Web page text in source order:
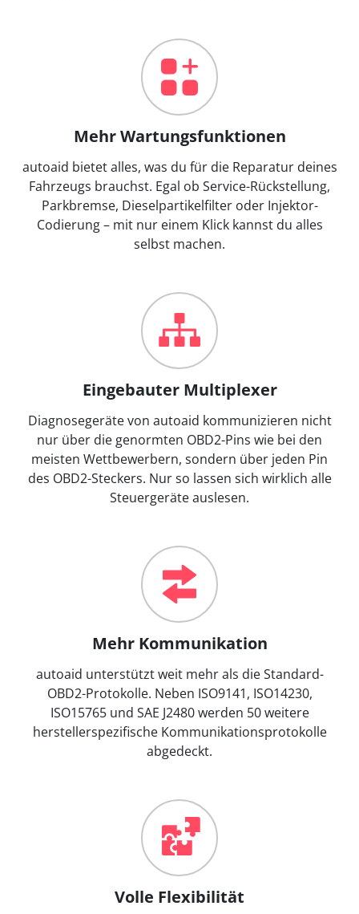
Mehr Wartungsfunktionen
autoaid bietet alles, was du für die Reparatur deines
Fahrzeugs brauchst. Egal ob Service-Rückstellung,
Parkbremse, Dieselpartikelfilter oder Injektor-
Codierung – mit nur einem Klick kannst du alles
selbst machen.
Eingebauter Multiplexer
Diagnosegeräte von autoaid kommunizieren nicht
nur über die genormten OBD2-Pins wie bei den
meisten Wettbewerbern, sondern über jeden Pin
des OBD2-Steckers. Nur so lassen sich wirklich alle
Steuergeräte auslesen.
Mehr Kommunikation
autoaid unterstützt weit mehr als die Standard-
OBD2-Protokolle. Neben ISO9141, ISO14230,
ISO15765 und SAE J2480 werden 50 weitere
herstellerspezifische Kommunikationsprotokolle
abgedeckt.
Volle Flexibilität